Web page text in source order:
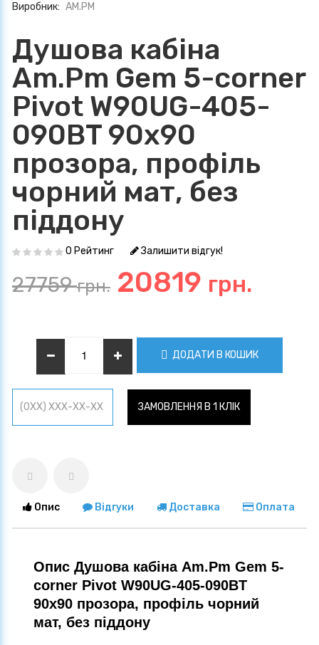
Виробник: AM.PM
Душова кабіна
Am.Pm Gem 5-corner
Pivot W90UG-405-
090BT 90x90
прозора, профіль
чорний мат, без
піддону
0 Рейтинг Залишити відгук!
27759грн. 20819 грн.
ДОДАТИ В КОШИК
ЗАМОВЛЕННЯ В 1 КЛІК
Опис Відгуки Доставка Оплата
Опис Душова кабіна Am.Pm Gem 5-
corner Pivot W90UG-405-090BT
90x90 прозора, профіль чорний
мат, без піддону